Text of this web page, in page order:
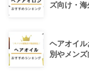
ズ向け・
ヘアオイ
別やメンズ